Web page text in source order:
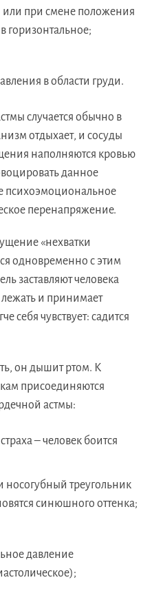
или при смене положения
горизонтальное;
в области груди.
случается обычно в
отдыхает, и сосуды
наполняются кровью
данное
психоэмоциональное
перенапряжение.
«нехватки
одновременно с этим
заставляют человека
и принимает
себя чувствует: садится
он дышит ртом. К
присоединяются
астмы:
– человек боится
носогубный треугольник
синюшного оттенка;
давление